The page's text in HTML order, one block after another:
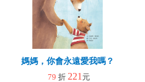
媽媽，你會永遠愛我嗎？
79 折 221 元